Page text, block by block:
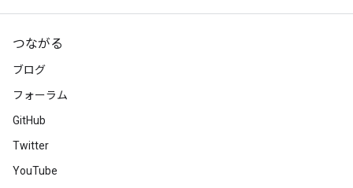
つながる
ブログ
フォーラム
GitHub
Twitter
YouTube